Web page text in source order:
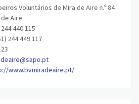
Voluntários de Mira de Aire n.º 84
de Aire
244 440 115
244 449 117
www.bvmiradeaire.pt/